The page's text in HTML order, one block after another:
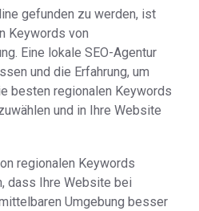
gefunden zu werden, ist
Keywords von
Eine lokale SEO-Agentur
und die Erfahrung, um
besten regionalen Keywords
und in Ihre Website
regionalen Keywords
dass Ihre Website bei
Umgebung besser